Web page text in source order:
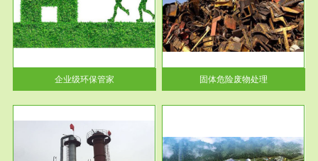
企业级环保管家
固体危险废物处理
固体废物解释：固体废物是指人
们在生产建设、日常生活和其他
活动中...
固体危险废物处理
服务范围